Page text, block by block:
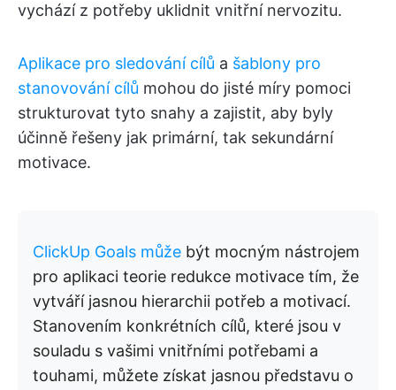
vychází z potřeby uklidnit vnitřní nervozitu.
Aplikace pro sledování cílů a šablony pro
stanovování cílů mohou do jisté míry pomoci
strukturovat tyto snahy a zajistit, aby byly
účinně řešeny jak primární, tak sekundární
motivace.
ClickUp Goals může být mocným nástrojem
pro aplikaci teorie redukce motivace tím, že
vytváří jasnou hierarchii potřeb a motivací.
Stanovením konkrétních cílů, které jsou v
souladu s vašimi vnitřními potřebami a
touhami, můžete získat jasnou představu o